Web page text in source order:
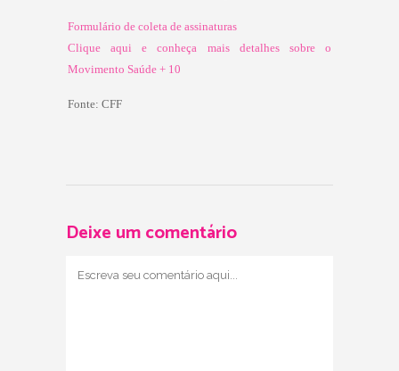
Formulário de coleta de assinaturas
Clique aqui e conheça mais detalhes sobre o
Movimento Saúde + 10
Fonte: CFF
Deixe um comentário